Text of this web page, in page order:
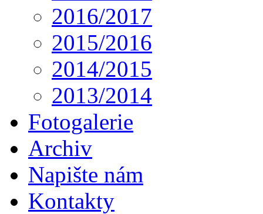
2016/2017
2015/2016
2014/2015
2013/2014
Fotogalerie
Archiv
Napište nám
Kontakty